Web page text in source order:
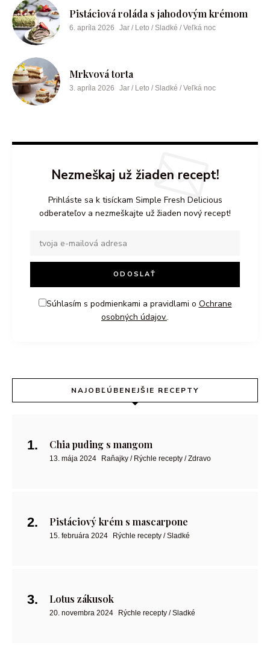
Pistáciová roláda s jahodovým krémom
6. apríla 2026 Jar / Leto / Sladké / Veľká noc
Mrkvová torta
3. apríla 2026 Jar / Leto / Sladké / Veľká noc
Nezmeškaj už žiaden recept!
Prihláste sa k tisíckam Simple Fresh Delicious
odberateľov a nezmeškajte už žiaden nový recept!
Súhlasím s podmienkami a pravidlami o Ochrane
osobných údajov..
NAJOBĽÚBENEJŠIE RECEPTY
Chia puding s mangom
13. mája 2024 Raňajky / Rýchle recepty / Zdravo
Pistáciový krém s mascarpone
15. februára 2024 Rýchle recepty / Sladké
Lotus zákusok
20. novembra 2024 Rýchle recepty / Sladké